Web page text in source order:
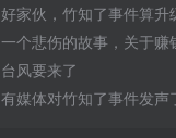
好家伙，竹知了事件算
一个悲伤的故事，关于赚
台风要来了
有媒体对竹知了事件发声